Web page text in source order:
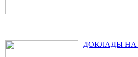
ДОКЛАДЫ НА